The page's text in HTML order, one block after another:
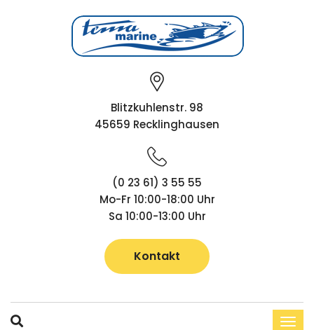
Blitzkuhlenstr. 98
45659 Recklinghausen
(0 23 61) 3 55 55
Mo-Fr 10:00-18:00 Uhr
Sa 10:00-13:00 Uhr
Kontakt